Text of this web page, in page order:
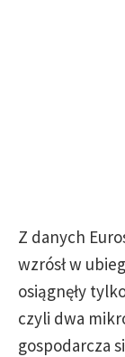
Z danych
wzrósł w
osiągnęły
czyli dwa
gospodarcza